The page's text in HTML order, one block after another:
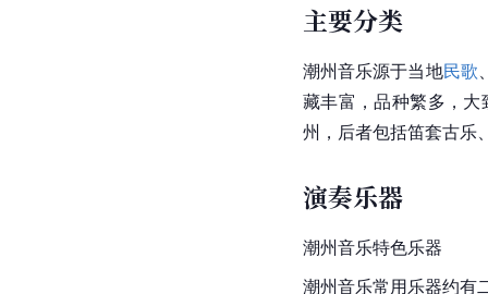
主要分类
潮州音乐源于当地民歌
藏丰富，品种繁多，大
州，后者包括笛套古乐
演奏乐器
潮州音乐特色乐器
潮州音乐常用乐器约有